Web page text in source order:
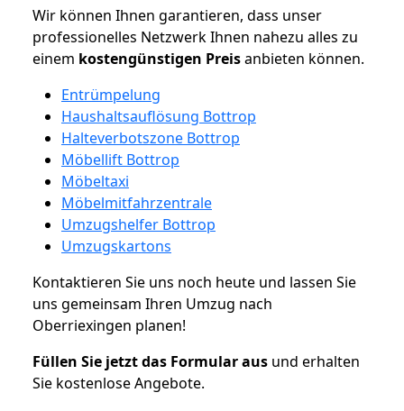
Wir können Ihnen garantieren, dass unser
professionelles Netzwerk Ihnen nahezu alles zu
einem kostengünstigen Preisanbieten können.
Entrümpelung
Haushaltsauflösung Bottrop
Halteverbotszone Bottrop
Möbellift Bottrop
Möbeltaxi
Möbelmitfahrzentrale
Umzugshelfer Bottrop
Umzugskartons
Kontaktieren Sie uns noch heute und lassen Sie
uns gemeinsam Ihren Umzug nach
Oberriexingen planen!
Füllen Sie jetzt das Formular aus und erhalten
Sie kostenlose Angebote.